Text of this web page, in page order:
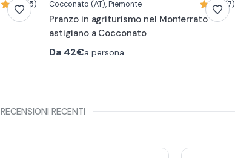
5,0 (5) Cocconato (AT), Piemonte 5,0 (7)
Pranzo in agriturismo nel Monferrato
astigiano a Cocconato
Da 42€a persona
RECENSIONI RECENTI